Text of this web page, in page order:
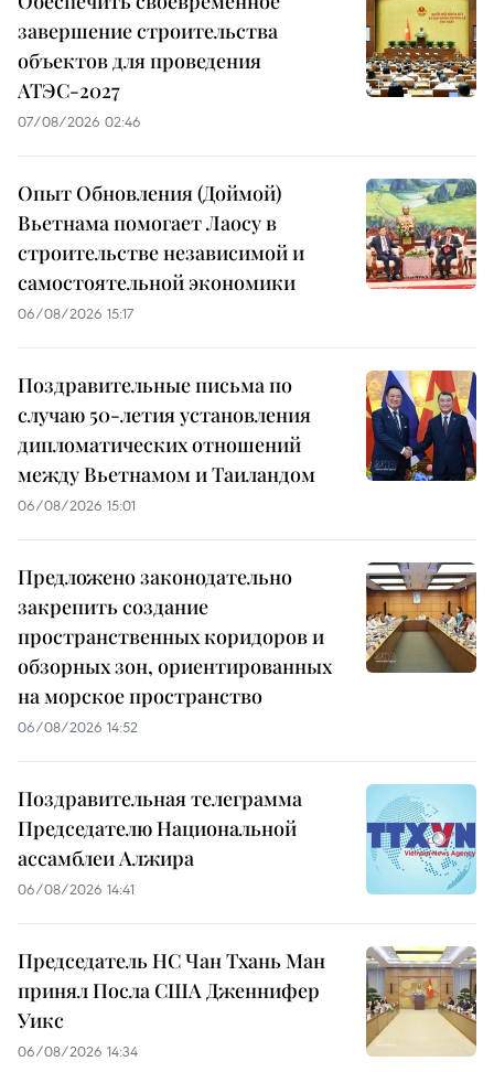
завершение строительства
объектов для проведения
АТЭС-2027
07/08/2026 02:46
Опыт Обновления (Доймой)
Вьетнама помогает Лаосу в
строительстве независимой и
самостоятельной экономики
06/08/2026 15:17
Поздравительные письма по
случаю 50-летия установления
дипломатических отношений
между Вьетнамом и Таиландом
06/08/2026 15:01
Предложено законодательно
закрепить создание
пространственных коридоров и
обзорных зон, ориентированных
на морское пространство
06/08/2026 14:52
Поздравительная телеграмма
Председателю Национальной
ассамблеи Алжира
06/08/2026 14:41
Председатель НС Чан Тхань Ман
принял Посла США Дженнифер
Уикс
06/08/2026 14:34